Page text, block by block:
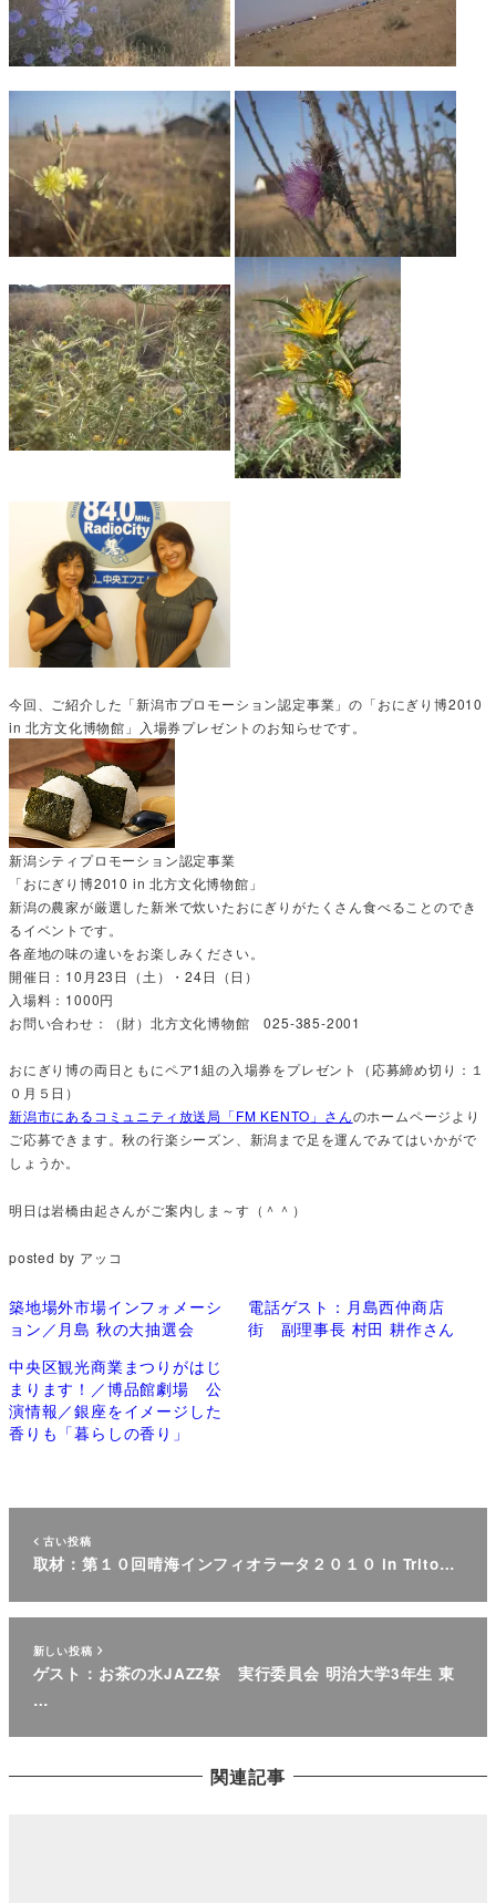
今回、ご紹介した「新潟市プロモーション認定事業」の「おにぎり博2010
in 北方文化博物館」入場券プレゼントのお知らせです。
新潟シティプロモーション認定事業
「おにぎり博2010 in 北方文化博物館」
新潟の農家が厳選した新米で炊いたおにぎりがたくさん食べることのでき
るイベントです。
各産地の味の違いをお楽しみください。
開催日：10月23日（土）・24日（日）
入場料：1000円
お問い合わせ：（財）北方文化博物館 025-385-2001
おにぎり博の両日ともにペア1組の入場券をプレゼント（応募締め切り：１
０月５日）
新潟市にあるコミュニティ放送局「FM KENTO」さんのホームページより
ご応募できます。秋の行楽シーズン、新潟まで足を運んでみてはいかがで
しょうか。
明日は岩橋由起さんがご案内しま～す（＾＾）
posted by アッコ
築地場外市場インフォメーシ
ョン／月島 秋の大抽選会
電話ゲスト：月島西仲商店
街 副理事長 村田 耕作さん
中央区観光商業まつりがはじ
まります！／博品館劇場 公
演情報／銀座をイメージした
香りも「暮らしの香り」
古い投稿
取材：第１０回晴海インフィオラータ２０１０ in Trito…
新しい投稿
ゲスト：お茶の水JAZZ祭 実行委員会 明治大学3年生 東
…
関連記事